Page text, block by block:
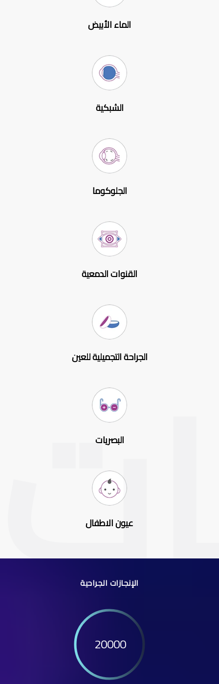
الماء الأبيض
الشبكية
الجلوكوما
القنوات الدمعية
الجراحة التجميلية للعين
البصريات
عيون الاطفال
الإنجازات الجراحية
20000